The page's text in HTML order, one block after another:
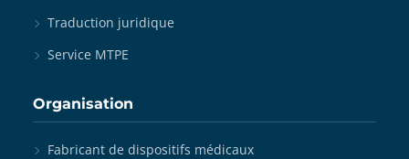
Traduction juridique
Service MTPE
Organisation
Fabricant de dispositifs médicaux